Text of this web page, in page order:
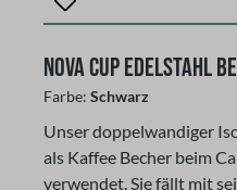
Nova Cup Edelstahl
Farbe: Schwarz
Unser doppelwandiger
als Kaffee Becher beim
verwendet. Sie fällt mit